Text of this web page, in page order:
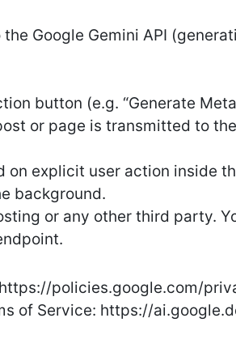
Google Gemini API
button (e.g. “Generate
or page is transmitted to
on explicit user action inside
background.
or any other third party.
policies.google.com/
of Service: https://